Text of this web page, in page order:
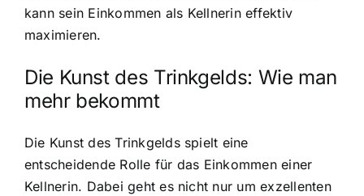
kann sein Einkommen als Kellnerin effektiv
maximieren.
Die Kunst des Trinkgelds: Wie man
mehr bekommt
Die Kunst des Trinkgelds spielt eine
entscheidende Rolle für das Einkommen einer
Kellnerin. Dabei geht es nicht nur um exzellenten